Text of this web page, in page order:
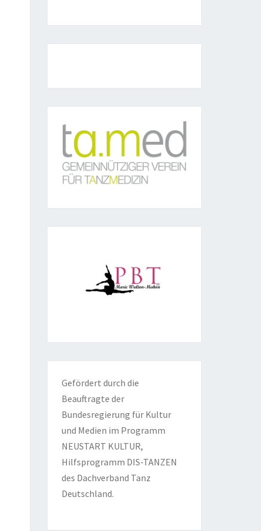
Gefördert durch die
Beauftragte der
Bundesregierung für Kultur
und Medien im Programm
NEUSTART KULTUR,
Hilfsprogramm DIS-TANZEN
des Dachverband Tanz
Deutschland.